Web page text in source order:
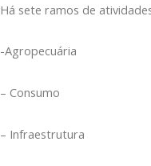
Há sete ramos de
-Agropecuária
– Consumo
– Infraestrutura